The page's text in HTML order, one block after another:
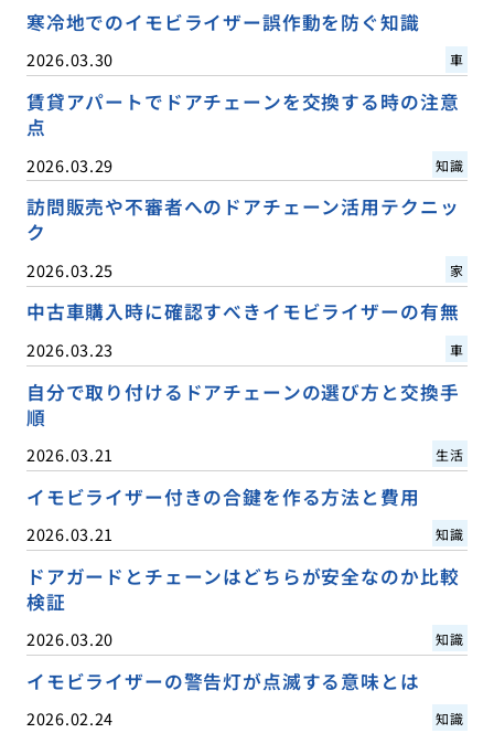
寒冷地でのイモビライザー誤作動を防ぐ知識
2026.03.30 車
賃貸アパートでドアチェーンを交換する時の注意
点
2026.03.29 知識
訪問販売や不審者へのドアチェーン活用テクニッ
ク
2026.03.25 家
中古車購入時に確認すべきイモビライザーの有無
2026.03.23 車
自分で取り付けるドアチェーンの選び方と交換手
順
2026.03.21 生活
イモビライザー付きの合鍵を作る方法と費用
2026.03.21 知識
ドアガードとチェーンはどちらが安全なのか比較
検証
2026.03.20 知識
イモビライザーの警告灯が点滅する意味とは
2026.02.24 知識